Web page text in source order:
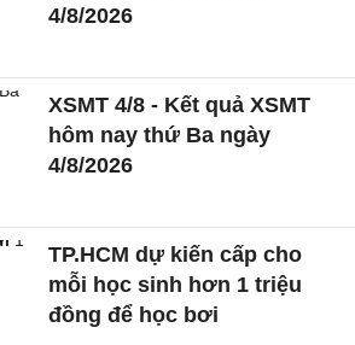
4/8/2026
XSMT 4/8 - Kết quả XSMT
hôm nay thứ Ba ngày
4/8/2026
TP.HCM dự kiến cấp cho
mỗi học sinh hơn 1 triệu
đồng để học bơi